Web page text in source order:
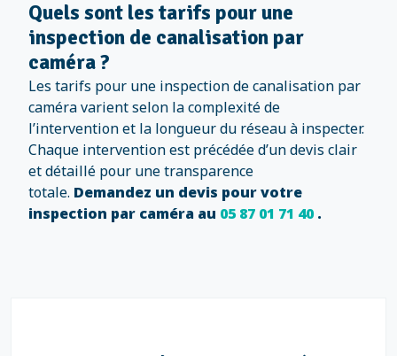
Quels sont les tarifs pour une
inspection de canalisation par
caméra ?
Les tarifs pour une inspection de canalisation par
caméra varient selon la complexité de
l’intervention et la longueur du réseau à inspecter.
Chaque intervention est précédée d’un devis clair
et détaillé pour une transparence
totale. Demandez un devis pour votre
inspection par caméra au 05 87 01 71 40.